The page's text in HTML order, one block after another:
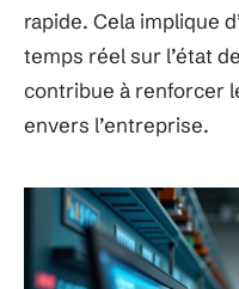
rapide. Cela implique
temps réel sur l’état
contribue à renforcer
envers l’entreprise.